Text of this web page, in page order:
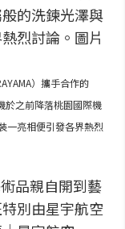
）攜手合作的
於之前降落桃園國際機
一亮相便引發各界熱烈